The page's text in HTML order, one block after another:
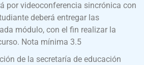
por videoconferencia sincrónica con
deberá entregar las
módulo, con el fin realizar la
Nota mínima 3.5
de la secretaría de educación